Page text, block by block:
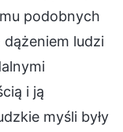
podobnych
ludzi
i ją
myśli były